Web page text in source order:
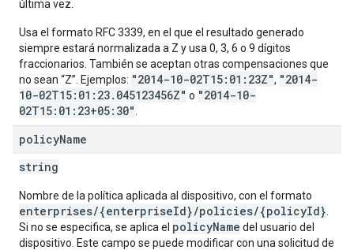
última vez.
Usa el formato RFC 3339, en el que el resultado generado
siempre estará normalizada a Z y usa 0, 3, 6 o 9 dígitos
fraccionarios. También se aceptan otras compensaciones que
no sean “Z”. Ejemplos: "2014-10-02T15:01:23Z", "2014-
10-02T15:01:23.045123456Z" o "2014-10-
02T15:01:23+05:30"
policyName
string
Nombre de la política aplicada al dispositivo, con el formato
enterprises/{enterpriseId}/policies/{policyId}
Si no se especifica, se aplica el policyName del usuario del
dispositivo. Este campo se puede modificar con una solicitud de